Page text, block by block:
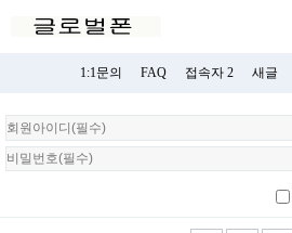
1:1문의 FAQ 접속자 2 새글
회
원
로